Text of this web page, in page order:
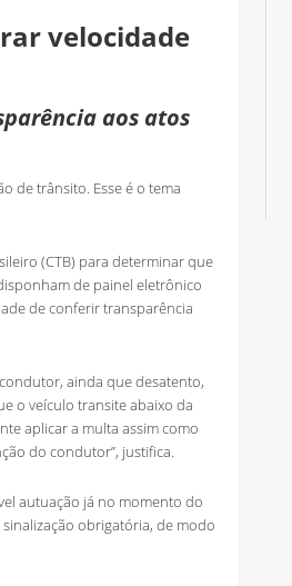
velocidade
aos atos
de trânsito. Esse é o tema
(CTB) para determinar que
de painel eletrônico
de conferir transparência
ainda que desatento,
o veículo transite abaixo da
aplicar a multa assim como
do condutor”, justifica.
autuação já no momento do
obrigatória, de modo